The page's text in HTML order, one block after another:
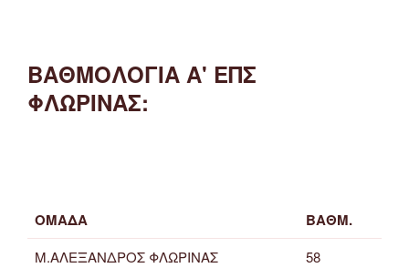
ΒΑΘΜΟΛΟΓΙΑ Α' ΕΠΣ
ΦΛΩΡΙΝΑΣ:
ΟΜΑΔΑ ΒΑΘΜ.
Μ.ΑΛΕΞΑΝΔΡΟΣ ΦΛΩΡΙΝΑΣ
58